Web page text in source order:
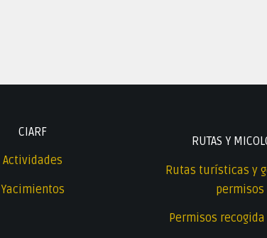
CIARF
Actividades
Yacimientos
RUTAS Y
Rutas turísticas y
permisos
Permisos